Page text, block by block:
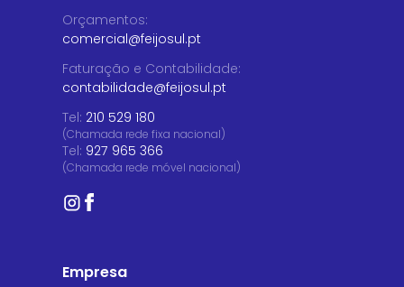
Orçamentos:
comercial@feijosul.pt
Faturação e Contabilidade:
contabilidade@feijosul.pt
Tel: 210 529 180
(Chamada rede fixa nacional)
Tel: 927 965 366
(Chamada rede móvel nacional)
Empresa